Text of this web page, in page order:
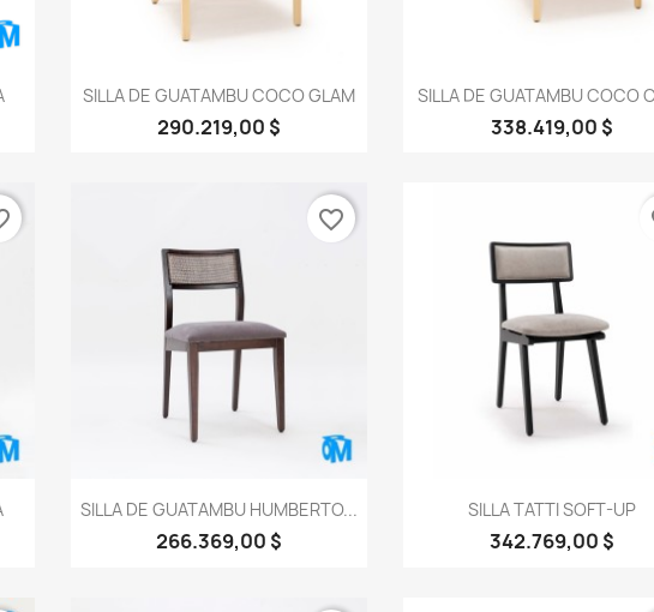
 Vista rápida
SILLA DE GUATAMBU COCO GLAM
290.219,00 $
 Vista rápida
SILLA DE GUATAMBU COCO
338.419,00 $
Vista rápida
SILLA DE GUATAMBU HUMBERTO...
266.369,00 $
favorite_border
Vista rápida
SILLA TATTI SOFT-UP
342.769,00 $